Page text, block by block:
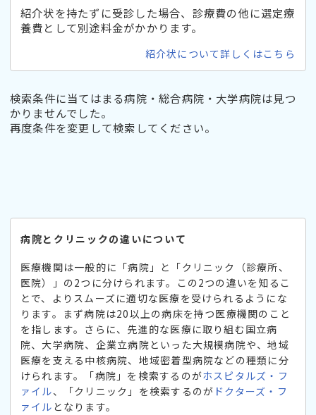
紹介状を持たずに受診した場合、診療費の他に選定療
養費として別途料金がかかります。
紹介状について詳しくはこちら
検索条件に当てはまる病院・総合病院・大学病院は見つ
かりませんでした。
再度条件を変更して検索してください。
病院とクリニックの違いについて
医療機関は一般的に「病院」と「クリニック（診療所、
医院）」の2つに分けられます。この2つの違いを知るこ
とで、よりスムーズに適切な医療を受けられるようにな
ります。まず病院は20以上の病床を持つ医療機関のこと
を指します。さらに、先進的な医療に取り組む国立病
院、大学病院、企業立病院といった大規模病院や、地域
医療を支える中核病院、地域密着型病院などの種類に分
けられます。「病院」を検索するのがホスピタルズ・フ
ァイル、「クリニック」を検索するのが ドクターズ・フ
ァイル となります。